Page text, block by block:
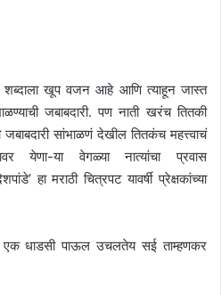
शब्दाला खूप वजन आहे आणि त्याहून जास्त
जबाबदारी. पण नाती खरंच तितकी
जबाबदारी सांभाळणं देखील तितकंच महत्त्वाचं
येणा-या वेगळ्या नात्यांचा प्रवास
हा मराठी चित्रपट यावर्षी प्रेक्षकांच्या
एक धाडसी पाऊल उचलतेय सई ताम्हणकर